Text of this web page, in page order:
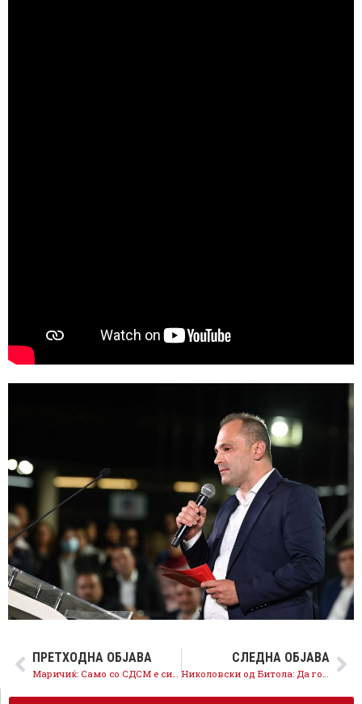
ПРЕТХОДНА ОБЈАВА СЛЕДНА ОБЈАВА